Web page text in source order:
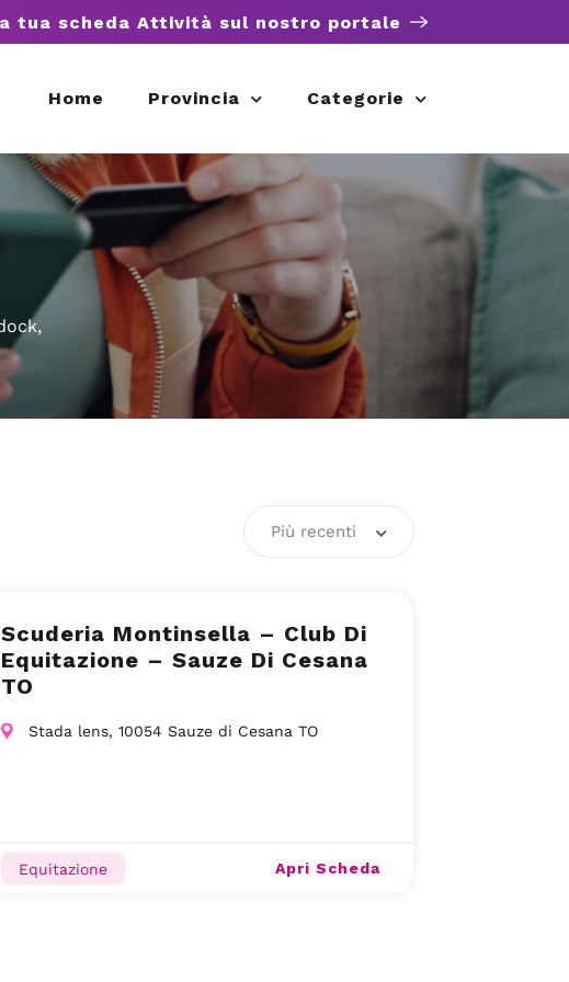
tua scheda Attività sul nostro portale
Home Provincia Categorie
Più recenti
Scuderia Montinsella – Club Di
Equitazione – Sauze Di Cesana
TO
Stada lens, 10054 Sauze di Cesana TO
Equitazione Apri Scheda